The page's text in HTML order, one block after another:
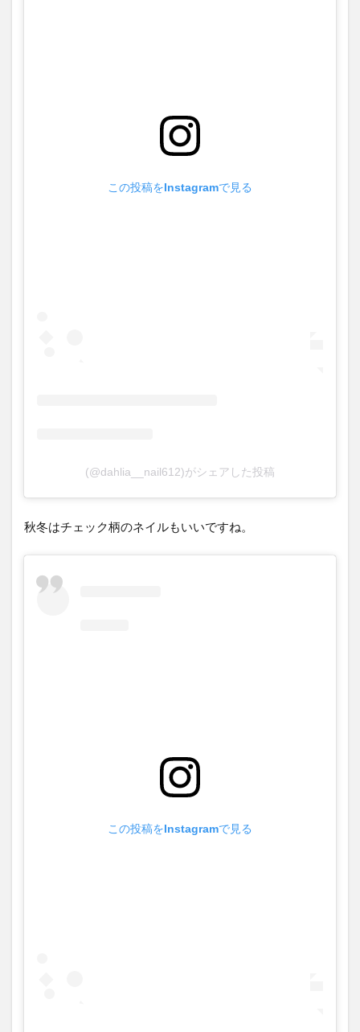
この投稿をInstagramで見る
(@dahlia__nail612)がシェアした投稿
秋冬はチェック柄のネイルもいいですね。
この投稿をInstagramで見る